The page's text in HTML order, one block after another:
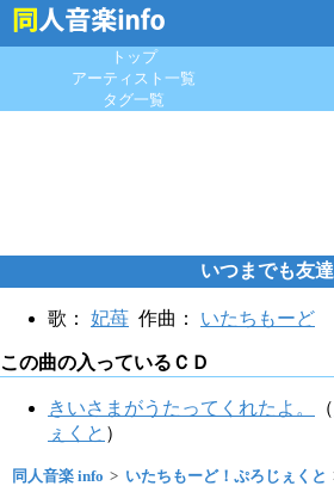
トップ
アーティスト一覧
タグ一覧
いつまでも友達
歌： 妃苺 作曲： いたちもーど
この曲の入っているＣＤ
きいさまがうたってくれたよ。 （
ぇくと ）
同人音楽 info いたちもーど！ぷろじぇくと